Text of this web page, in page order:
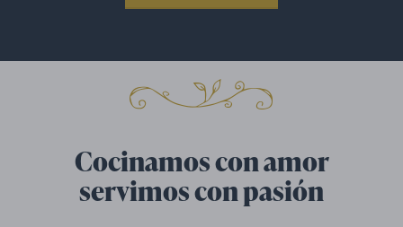
Cocinamos con amor
servimos con pasión